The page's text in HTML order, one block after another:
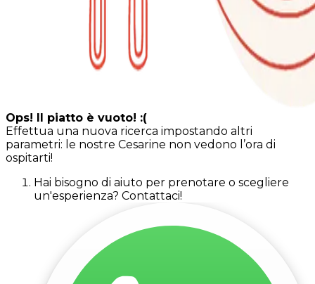
Ops! Il piatto è vuoto! :(
Effettua una nuova ricerca impostando altri
parametri: le nostre Cesarine non vedono l’ora di
ospitarti!
Hai bisogno di aiuto per prenotare o scegliere
un'esperienza? Contattaci!